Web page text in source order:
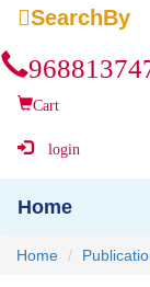
SearchBy
Cart
login
Home
Home